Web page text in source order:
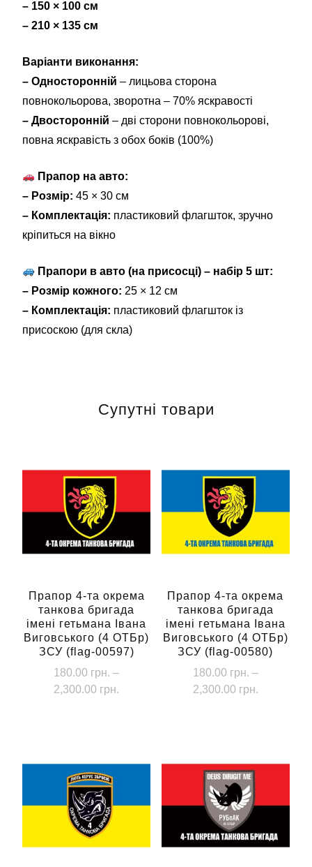
– 150 × 100 см
– 210 × 135 см
Варіанти виконання:
– Односторонній – лицьова сторона
повнокольорова, зворотна – 70% яскравості
– Двосторонній – дві сторони повнокольорові,
повна яскравість з обох боків (100%)
Прапор на авто:
– Розмір: 45 × 30 см
– Комплектація: пластиковий флагшток, зручно
кріпиться на вікно
Прапори в авто (на присосці) – набір 5 шт:
– Розмір кожного: 25 × 12 см
– Комплектація: пластиковий флагшток із
присоскою (для скла)
Супутні товари
Прапор 4-та окрема
танкова бригада
імені гетьмана Івана
Виговського (4 ОТБр)
ЗСУ (flag-00597)
180.00 грн. –
2,300.00 грн.
кілька
варіантів.
Параметри
можна
вибрати
Прапор 4-та окрема
танкова бригада
імені гетьмана Івана
Виговського (4 ОТБр)
ЗСУ (flag-00580)
180.00 грн. –
2,300.00 грн.
кілька
варіантів.
Параметри
можна
вибрати